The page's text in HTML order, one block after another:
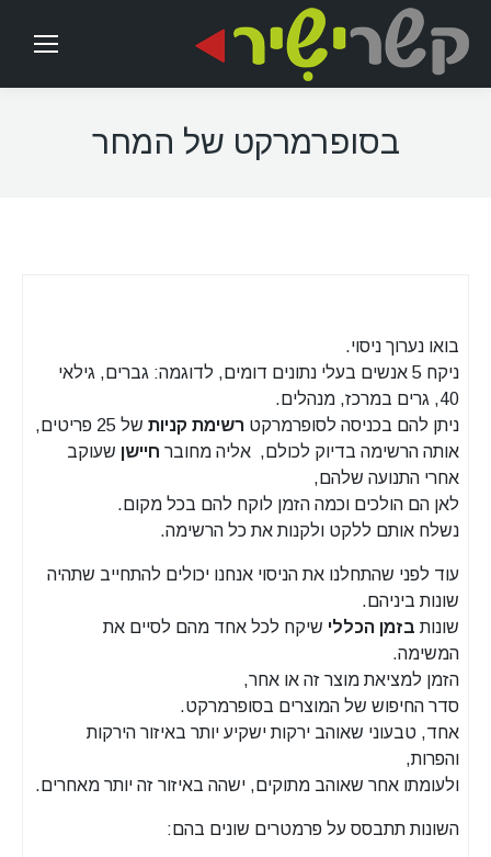
בסופרמרקט של המחר
בואו נערוך ניסוי.
ניקח 5 אנשים בעלי נתונים דומים, לדוגמה: גברים, גילאי
40, גרים במרכז, מנהלים.
ניתן להם בכניסה לסופרמרקטרשימת קניות של 25 פריטים,
אותה הרשימה בדיוק לכולם, אליה מחובר חיישן שעוקב
אחרי התנועה שלהם,
לאן הם הולכים וכמה הזמן לוקח להם בכל מקום.
נשלח אותם ללקט ולקנות את כל הרשימה.
עוד לפני שהתחלנו את הניסוי אנחנו יכולים להתחייב שתהיה
שונות ביניהם.
שונות בזמן הכללי שיקח לכל אחד מהם לסיים את
המשימה.
הזמן למציאת מוצר זה או אחר,
סדר החיפוש של המוצרים בסופרמרקט.
אחד, טבעוני שאוהב ירקות ישקיע יותר באיזור הירקות
והפרות,
ולעומתו אחר שאוהב מתוקים, ישהה באיזור זה יותר מאחרים.
השונות תתבסס על פרמטרים שונים בהם: